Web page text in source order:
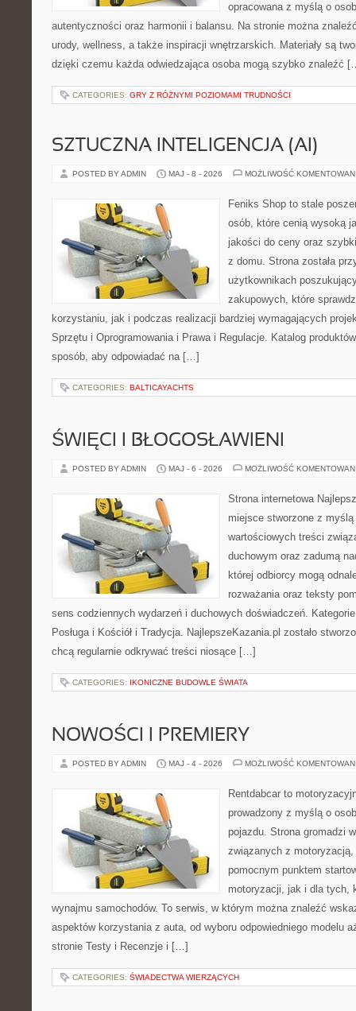
opracowana z myślą o
autentyczności oraz harmonii i balansu. Na stronie można
urody, wellness, a także inspiracji wnętrzarskich. Materiały są
dzięki czemu każda odwiedzająca osoba mogą szybko znaleźć
CATEGORIES: GRY Z RÓŻNYMI POZIOMAMI TRUDNOŚCI
SZTUCZNA INTELIGENCJA (AI)
POSTED BY ADMIN MAJ - 8 - 2026 MOŻLIWOŚĆ
Feniks Shop to stale
osób, które cenią wysoką
jakości do ceny oraz
z domu. Strona została
użytkownikach
zakupowych, które
korzystaniu, jak i podczas realizacji bardziej wymagających
Sprzętu i Oprogramowania i Prawa i Regulacje. Katalog
sposób, aby odpowiadać na […]
CATEGORIES: BALTICAYACHTS
ŚWIĘCI I BŁOGOSŁAWIENI
POSTED BY ADMIN MAJ - 6 - 2026 MOŻLIWOŚĆ
Strona internetowa
miejsce stworzone z
wartościowych treści
duchowym oraz zadumą
której odbiorcy mogą
rozważania oraz teksty
sens codziennych wydarzeń i duchowych doświadczeń.
Posługa i Kościół i Tradycja. NajlepszeKazania.pl zostało
chcą regularnie odkrywać treści niosące […]
CATEGORIES: IKONICZNE BUDOWLE ŚWIATA
NOWOŚCI I PREMIERY
POSTED BY ADMIN MAJ - 4 - 2026 MOŻLIWOŚĆ
Rentdabcar to
prowadzony z myślą o
pojazdu. Strona gromadzi
związanych z
pomocnym punktem
motoryzacji, jak i dla tych,
wynajmu samochodów. To serwis, w którym można znaleźć
aspektów korzystania z auta, od wyboru odpowiedniego modelu
stronie Testy i Recenzje i […]
CATEGORIES: ŚWIADECTWA WIERZĄCYCH